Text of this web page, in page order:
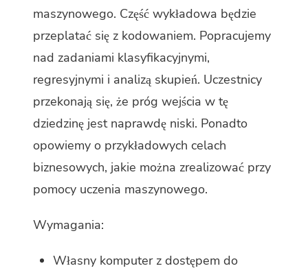
maszynowego. Część wykładowa będzie
przeplatać się z kodowaniem. Popracujemy
nad zadaniami klasyfikacyjnymi,
regresyjnymi i analizą skupień. Uczestnicy
przekonają się, że próg wejścia w tę
dziedzinę jest naprawdę niski. Ponadto
opowiemy o przykładowych celach
biznesowych, jakie można zrealizować przy
pomocy uczenia maszynowego.
Wymagania:
Własny komputer z dostępem do